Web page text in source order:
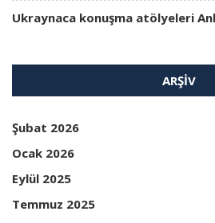
Ukraynaca konuşma atölyeleri
ARŞIV
Şubat 2026
Ocak 2026
Eylül 2025
Temmuz 2025